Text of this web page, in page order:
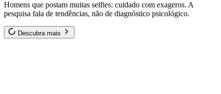
Homens que postam muitas selfies: cuidado com exageros. A
pesquisa fala de tendências, não de diagnóstico psicológico.
Descubra mais